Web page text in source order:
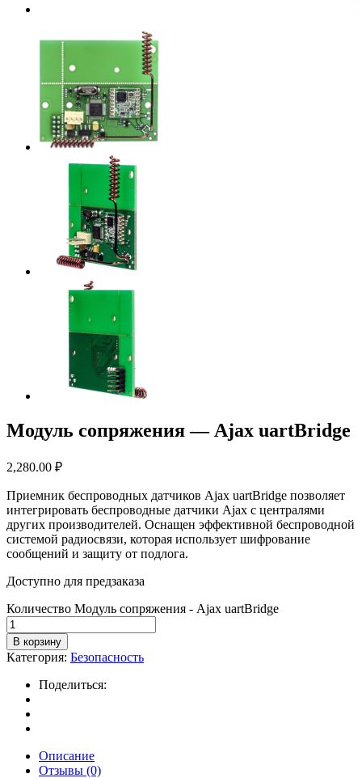
Модуль сопряжения — Ajax uartBridge
2,280.00 ₽
Приемник беспроводных датчиков Ajax uartBridge позволяет
интегрировать беспроводные датчики Ajax с централями
других производителей. Оснащен эффективной беспроводной
системой радиосвязи, которая использует шифрование
сообщений и защиту от подлога.
Доступно для предзаказа
Количество Модуль сопряжения - Ajax uartBridge
В корзину
Категория: Безопасность
Поделиться:
Описание
Отзывы (0)